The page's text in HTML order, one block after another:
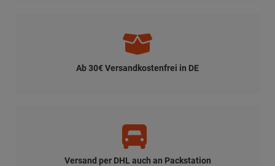
Ab 30€ Versandkostenfrei in DE
Versand per DHL auch an Packstation